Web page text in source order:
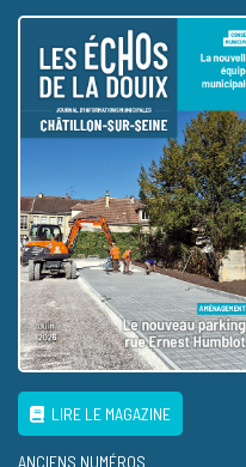
LIRE LE MAGAZINE
ANCIENS NUMÉROS